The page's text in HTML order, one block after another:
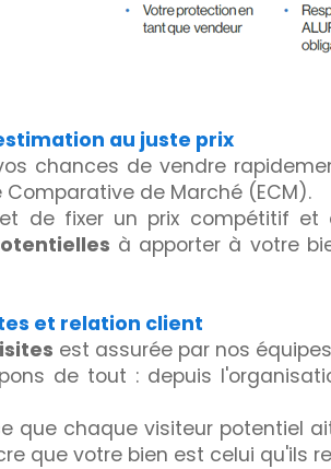
au juste prix
chances de vendre
de Marché (ECM).
de fixer un prix compétitif
à apporter à votre
et relation client
est assurée par nos
de tout : depuis
que chaque visiteur potentiel
que votre bien est celui qu'ils